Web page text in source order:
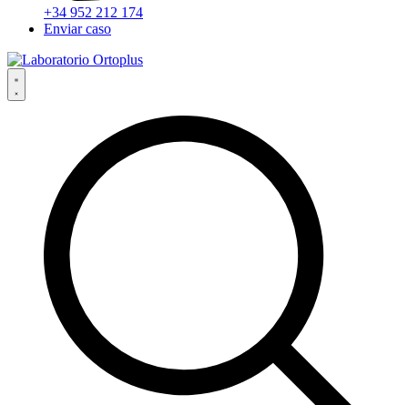
+34 952 212 174
Enviar caso